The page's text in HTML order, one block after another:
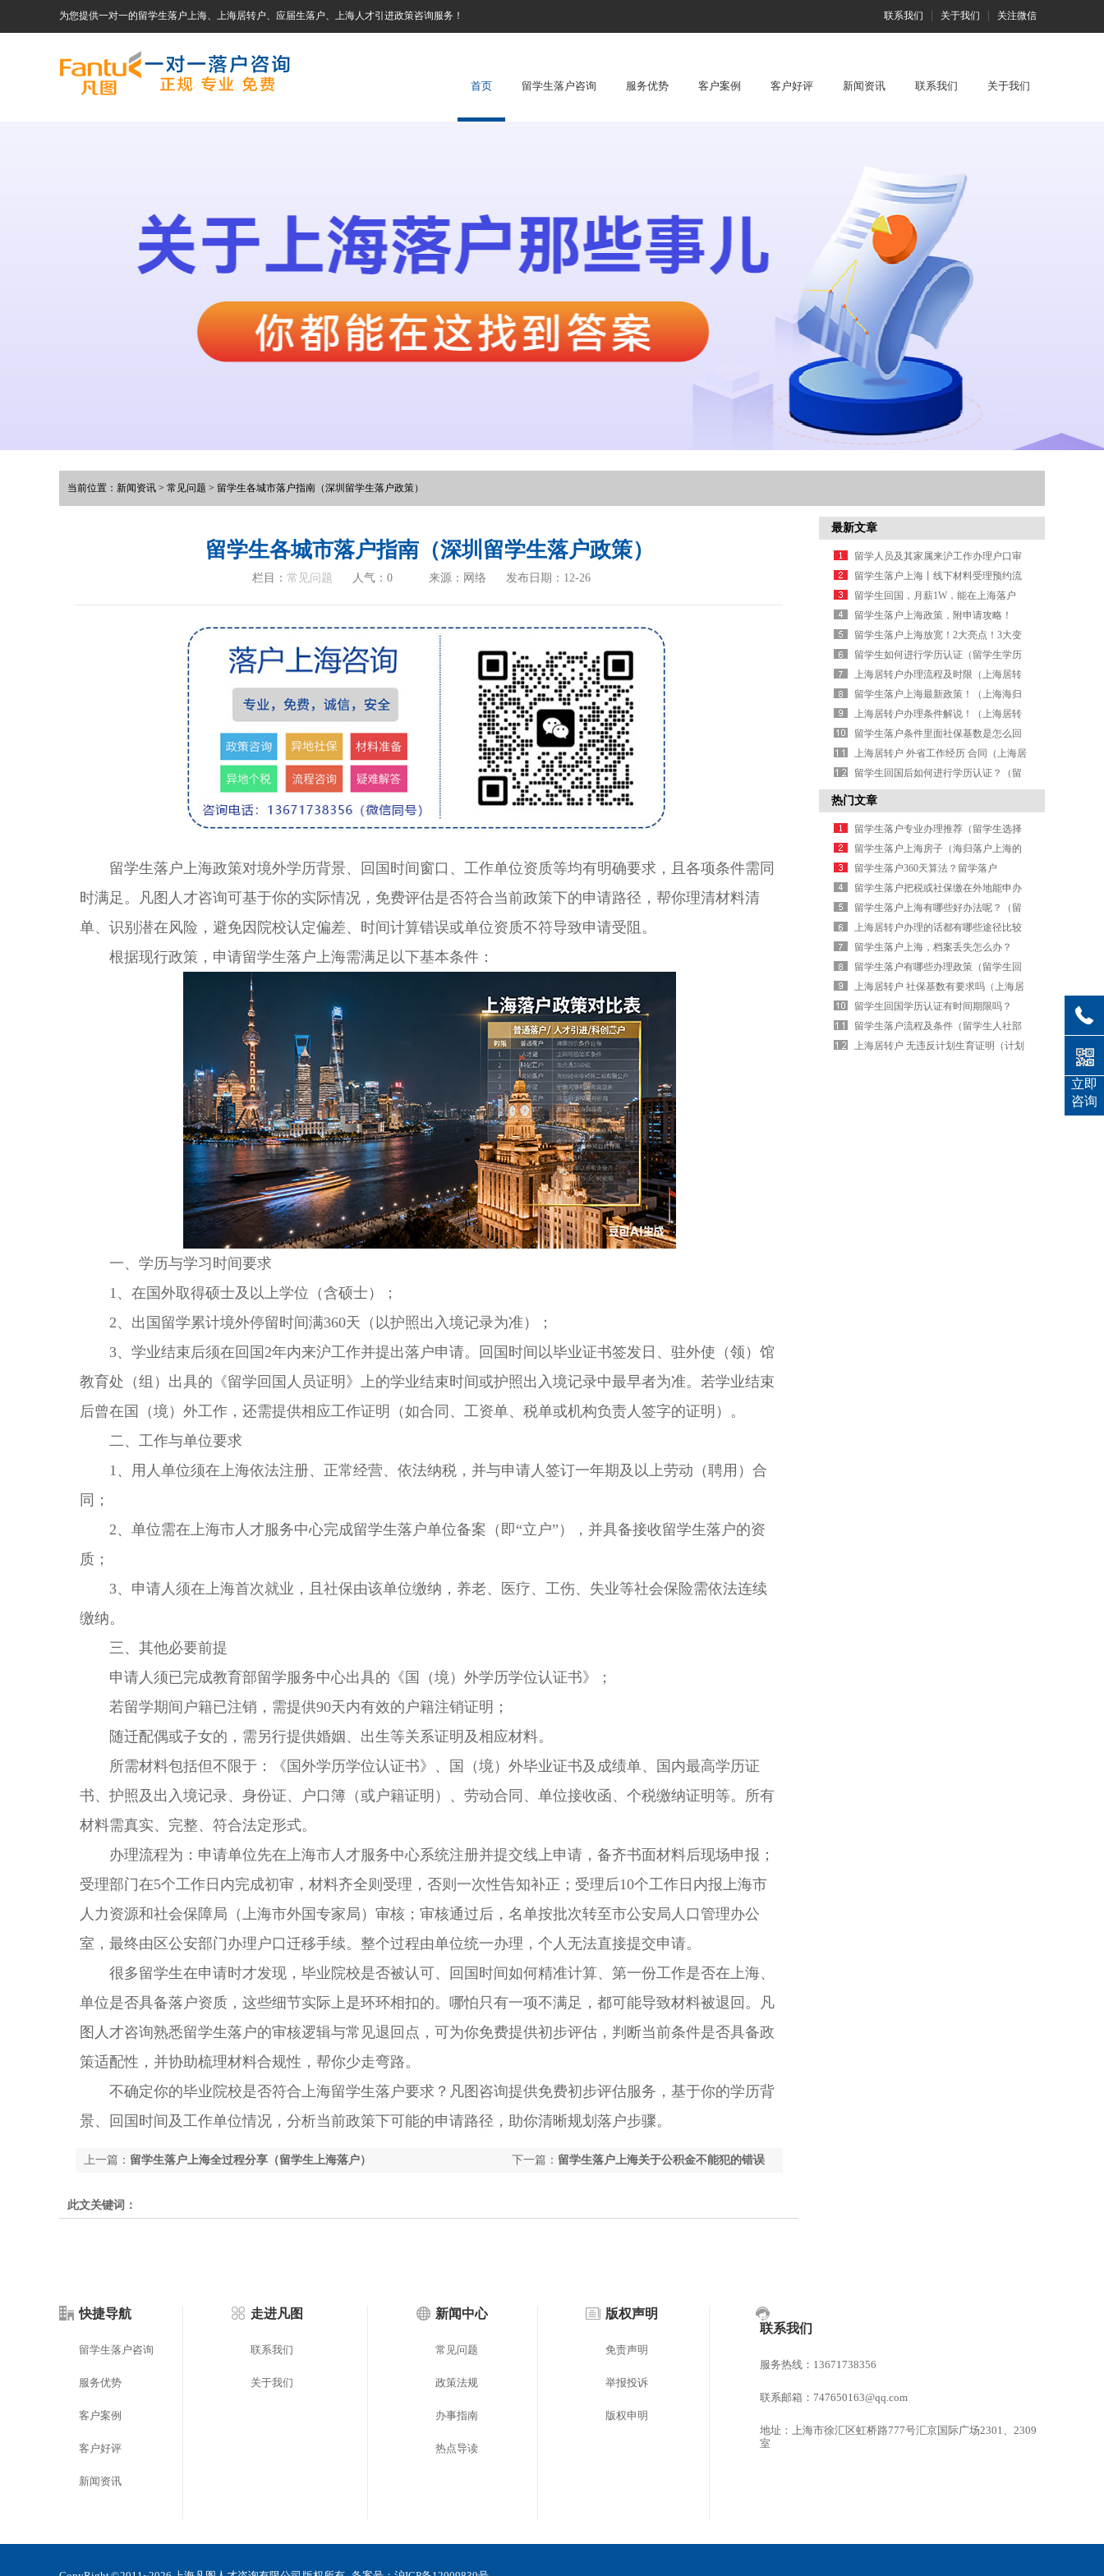
为您提供一对一的留学生落户上海、上海居转户、应届生落户、上海人才引进政策咨询服务！ 联系我们 关于我们 关注微信
首页 留学生落户咨询 服务优势 客户案例 客户好评 新闻资讯 联系我们 关于我们
当前位置： 新闻资讯 > 常见问题 > 留学生各城市落户指南（深圳留学生落户政策）
留学生各城市落户指南（深圳留学生落户政策）
栏目： 常见问题 人气： 0 来源：网络 发布日期：12-26
留学生落户上海政策对境外学历背景、回国时间窗口、工作单位资质等均有明确要求，且各项条件需同
时满足。凡图人才咨询可基于你的实际情况，免费评估是否符合当前政策下的申请路径，帮你理清材料清
单、识别潜在风险，避免因院校认定偏差、时间计算错误或单位资质不符导致申请受阻。
根据现行政策，申请留学生落户上海需满足以下基本条件：
一、学历与学习时间要求
1、在国外取得硕士及以上学位（含硕士）；
2、出国留学累计境外停留时间满360天（以护照出入境记录为准）；
3、学业结束后须在回国2年内来沪工作并提出落户申请。回国时间以毕业证书签发日、驻外使（领）馆
教育处（组）出具的《留学回国人员证明》上的学业结束时间或护照出入境记录中最早者为准。若学业结束
后曾在国（境）外工作，还需提供相应工作证明（如合同、工资单、税单或机构负责人签字的证明）。
二、工作与单位要求
1、用人单位须在上海依法注册、正常经营、依法纳税，并与申请人签订一年期及以上劳动（聘用）合
同；
2、单位需在上海市人才服务中心完成留学生落户单位备案（即“立户”），并具备接收留学生落户的资
质；
3、申请人须在上海首次就业，且社保由该单位缴纳，养老、医疗、工伤、失业等社会保险需依法连续
缴纳。
三、其他必要前提
申请人须已完成教育部留学服务中心出具的《国（境）外学历学位认证书》；
若留学期间户籍已注销，需提供90天内有效的户籍注销证明；
随迁配偶或子女的，需另行提供婚姻、出生等关系证明及相应材料。
所需材料包括但不限于：《国外学历学位认证书》、国（境）外毕业证书及成绩单、国内最高学历证
书、护照及出入境记录、身份证、户口簿（或户籍证明）、劳动合同、单位接收函、个税缴纳证明等。所有
材料需真实、完整、符合法定形式。
办理流程为：申请单位先在上海市人才服务中心系统注册并提交线上申请，备齐书面材料后现场申报；
受理部门在5个工作日内完成初审，材料齐全则受理，否则一次性告知补正；受理后10个工作日内报上海市
人力资源和社会保障局（上海市外国专家局）审核；审核通过后，名单按批次转至市公安局人口管理办公
室，最终由区公安部门办理户口迁移手续。整个过程由单位统一办理，个人无法直接提交申请。
很多留学生在申请时才发现，毕业院校是否被认可、回国时间如何精准计算、第一份工作是否在上海、
单位是否具备落户资质，这些细节实际上是环环相扣的。哪怕只有一项不满足，都可能导致材料被退回。凡
图人才咨询熟悉留学生落户的审核逻辑与常见退回点，可为你免费提供初步评估，判断当前条件是否具备政
策适配性，并协助梳理材料合规性，帮你少走弯路。
不确定你的毕业院校是否符合上海留学生落户要求？凡图咨询提供免费初步评估服务，基于你的学历背
景、回国时间及工作单位情况，分析当前政策下可能的申请路径，助你清晰规划落户步骤。
下一篇： 留学生落户上海关于公积金不能犯的错误
上一篇： 留学生落户上海全过程分享（留学生上海落户）
此文关键词：
最新文章
留学人员及其家属来沪工作办理户口审
批（上海留学回国人员落户新政）
留学生落户上海丨线下材料受理预约流
程（上海留学生落户一网通办流程）
留学生回国，月薪1W，能在上海落户
吗？（留学生回国落户北京政策）
留学生落户上海政策，附申请攻略！
（留学生北京落户被拒）
留学生落户上海放宽！2大亮点！3大变
化！（留学生上海落户）
留学生如何进行学历认证（留学生学历
认证流程详细步骤）
上海居转户办理流程及时限（上海居转
户落户流程）
留学生落户上海最新政策！（上海海归
人才落户政策）
上海居转户办理条件解说！（上海居转
户各个环节解读）
留学生落户条件里面社保基数是怎么回
事？（上海落户社保基数要求）
上海居转户 外省工作经历 合同（上海居
转户档案核实已完成后续流程）
留学生回国后如何进行学历认证？（留
学生回国后需要学历认证吗）
热门文章
留学生落户专业办理推荐（留学生选择
最多的专业）
留学生落户上海房子（海归落户上海的
条件）
留学生落户360天算法？留学落户
2026（北京留学生落户要求）
留学生落户把税或社保缴在外地能申办
么？（外地大学生在上海落户政策）
留学生落户上海有哪些好办法呢？（留
学生在上海落户口需要哪些条件）
上海居转户办理的话都有哪些途径比较
合适？（上海居转户流程及其每步的时
间）
留学生落户上海，档案丢失怎么办？
（上海留学生落户调档函）
留学生落户有哪些办理政策（留学生回
国工作有什么优惠政策吗）
上海居转户 社保基数有要求吗（上海居
转户流程及其每步的时间）
留学生回国学历认证有时间期限吗？
（留学生教育部学历认证）
留学生落户流程及条件（留学生人社部
落户流程）
上海居转户 无违反计划生育证明（计划
快捷导航
留学生落户咨询
服务优势
客户案例
客户好评
新闻资讯
走进凡图
联系我们
关于我们
新闻中心
常见问题
政策法规
办事指南
热点导读
版权声明
免责声明
举报投诉
版权申明
联系我们
服务热线：13671738356
联系邮箱：747650163@qq.com
地址：上海市徐汇区虹桥路777号汇京国际广场2301、2309
室
立即
咨询